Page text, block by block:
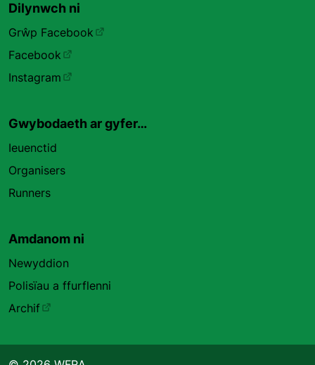
Dilynwch ni
Grŵp Facebook
Facebook
Instagram
Gwybodaeth ar gyfer…
Ieuenctid
Organisers
Runners
Amdanom ni
Newyddion
Polisïau a ffurflenni
Archif